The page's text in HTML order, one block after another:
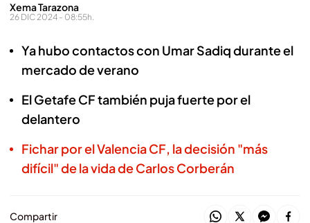
Xema Tarazona
26 DIC 2024 - 08:55h.
Ya hubo contactos con Umar Sadiq durante el
mercado de verano
El Getafe CF también puja fuerte por el
delantero
Fichar por el Valencia CF, la decisión "más
difícil" de la vida de Carlos Corberán
Compartir